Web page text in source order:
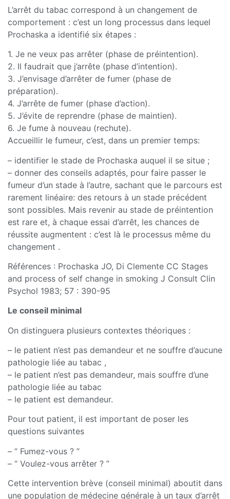
L’arrêt du tabac correspond à un changement de
comportement : c’est un long processus dans lequel
Prochaska a identifié six étapes :
1. Je ne veux pas arrêter (phase de préintention).
2. Il faudrait que j’arrête (phase d’intention).
3. J’envisage d’arrêter de fumer (phase de
préparation).
4. J’arrête de fumer (phase d’action).
5. J’évite de reprendre (phase de maintien).
6. Je fume à nouveau (rechute).
Accueillir le fumeur, c’est, dans un premier temps:
– identifier le stade de Prochaska auquel il se situe ;
– donner des conseils adaptés, pour faire passer le
fumeur d’un stade à l’autre, sachant que le parcours est
rarement linéaire: des retours à un stade précédent
sont possibles. Mais revenir au stade de préintention
est rare et, à chaque essai d’arrêt, les chances de
réussite augmentent : c’est là le processus même du
changement .
Références : Prochaska JO, Di Clemente CC Stages
and process of self change in smoking J Consult Clin
Psychol 1983; 57 : 390-95
Le conseil minimal
On distinguera plusieurs contextes théoriques :
– le patient n’est pas demandeur et ne souffre d’aucune
pathologie liée au tabac ,
– le patient n’est pas demandeur, mais souffre d’une
pathologie liée au tabac
– le patient est demandeur.
Pour tout patient, il est important de poser les
questions suivantes
– “ Fumez-vous ? ”
– “ Voulez-vous arrêter ? ”
Cette intervention brève (conseil minimal) aboutit dans
une population de médecine générale à un taux d’arrêt